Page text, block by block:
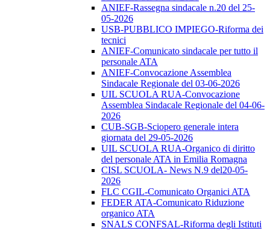
ANIEF-Rassegna sindacale n.20 del 25-
05-2026
USB-PUBBLICO IMPIEGO-Riforma dei
tecnici
ANIEF-Comunicato sindacale per tutto il
personale ATA
ANIEF-Convocazione Assemblea
Sindacale Regionale del 03-06-2026
UIL SCUOLA RUA-Convocazione
Assemblea Sindacale Regionale del 04-06-
2026
CUB-SGB-Sciopero generale intera
giornata del 29-05-2026
UIL SCUOLA RUA-Organico di diritto
del personale ATA in Emilia Romagna
CISL SCUOLA- News N.9 del20-05-
2026
FLC CGIL-Comunicato Organici ATA
FEDER ATA-Comunicato Riduzione
organico ATA
SNALS CONFSAL-Riforma degli Istituti